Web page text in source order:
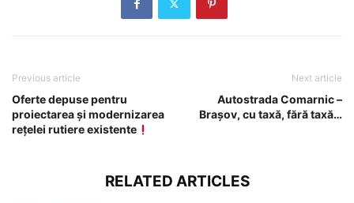
Previous article
Oferte depuse pentru
proiectarea și modernizarea
rețelei rutiere existente
Next article
Autostrada Comarnic –
Brașov, cu taxă, fără taxă…
RELATED ARTICLES